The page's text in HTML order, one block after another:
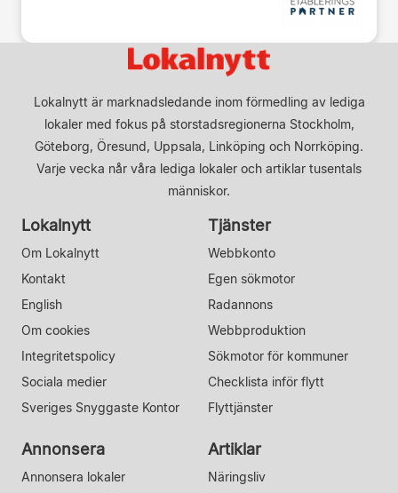
Lokalnytt är marknadsledande inom förmedling av lediga
lokaler med fokus på storstadsregionerna Stockholm,
Göteborg, Öresund, Uppsala, Linköping och Norrköping.
Varje vecka når våra lediga lokaler och artiklar tusentals
människor.
Lokalnytt
Om Lokalnytt
Kontakt
English
Om cookies
Integritetspolicy
Sociala medier
Sveriges Snyggaste Kontor
Tjänster
Webbkonto
Egen sökmotor
Radannons
Webbproduktion
Sökmotor för kommuner
Checklista inför flytt
Flyttjänster
Annonsera
Annonsera lokaler
Artiklar
Näringsliv